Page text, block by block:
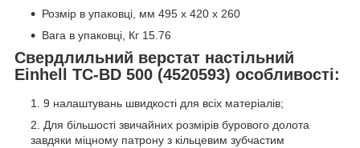
Розмір в упаковці, мм 495 x 420 x 260
Вага в упаковці, Кг 15.76
Свердлильний верстат настільний
Einhell TC-BD 500 (4520593) особливості:
9 налаштувань швидкості для всіх матеріалів;
Для більшості звичайних розмірів бурового долота
завдяки міцному патрону з кільцевим зубчастим